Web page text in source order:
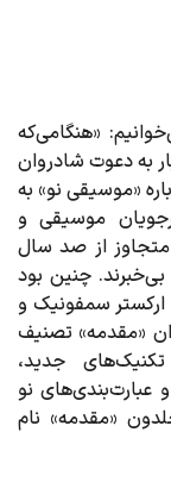
«هنگامی‌که
به دعوت شادروان
«موسيقی نو» به
موسيقی و
متجاوز از صد سال
چنين بود
ارکستر سمفونيک و
«مقدمه» تصنيف
جديد،
نو
«مقدمه» نام